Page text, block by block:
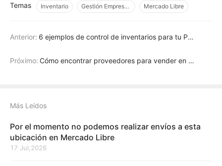
Temas Inventario Gestión Empresarial Mercado Libre
Anterior: 6 ejemplos de control de inventarios para tu PyME
Próximo: Cómo encontrar proveedores para vender en Amazon
Más Leídos
Por el momento no podemos realizar envíos a esta
ubicación en Mercado Libre
17 Jul,2026